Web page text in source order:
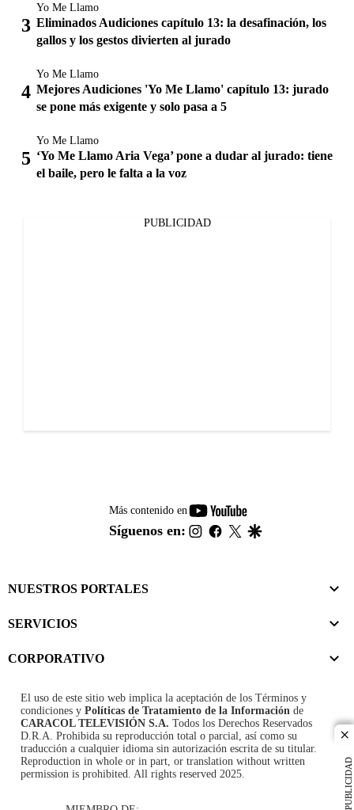
PUBLICIDAD
Yo Me Llamo
Eliminados Audiciones capítulo 13: la desafinación, los
gallos y los gestos divierten al jurado
Yo Me Llamo
Mejores Audiciones 'Yo Me Llamo' capítulo 13: jurado
se pone más exigente y solo pasa a 5
Yo Me Llamo
‘Yo Me Llamo Aria Vega’ pone a dudar al jurado: tiene
el baile, pero le falta a la voz
PUBLICIDAD
Más contenido en
youtube-
footer
Síguenos en: instagram
facebook
twitter
NUESTROS PORTALES
SERVICIOS
CORPORATIVO
El uso de este sitio web implica la aceptación de los Términos y
condiciones y Políticas de Tratamiento de la Información de
CARACOL TELEVISIÓN S.A. Todos los Derechos Reservados
D.R.A. Prohibida su reproducción total o parcial, así como su
traducción a cualquier idioma sin autorización escrita de su titular.
Reproduction in whole or in part, or translation without written
permission is prohibited. All rights reserved 2025.